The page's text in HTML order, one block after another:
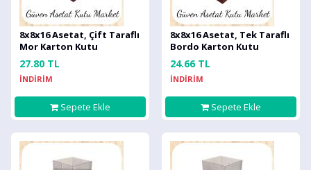
8x8x16 Asetat, Çift Taraflı
Mor Karton Kutu
27.80 TL
İNDİRİM
Sepete Ekle
8x8x16 Asetat, Tek Taraflı
Bordo Karton Kutu
24.66 TL
İNDİRİM
Sepete Ekle